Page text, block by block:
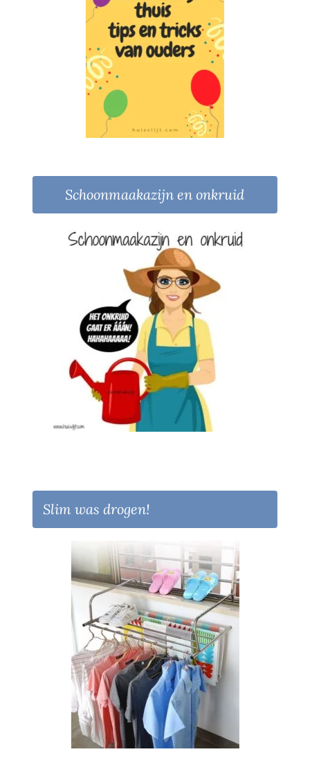
Schoonmaakazijn en onkruid
Slim was drogen!